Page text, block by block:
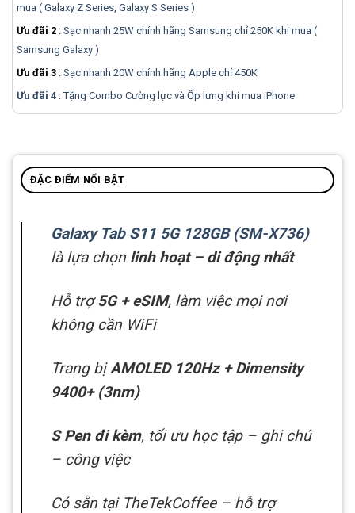
mua ( Galaxy Z Series, Galaxy S Series )
Ưu đãi 2 : Sạc nhanh 25W chính hãng Samsung chỉ 250K khi mua (
Samsung Galaxy )
Ưu đãi 3 : Sạc nhanh 20W chính hãng Apple chỉ 450K
Ưu đãi 4 : Tặng Combo Cường lực và Ốp lưng khi mua iPhone
ĐẶC ĐIỂM NỔI BẬT
Galaxy Tab S11 5G 128GB (SM-X736)
là lựa chọn linh hoạt – di động nhất
Hỗ trợ5G + eSIM, làm việc mọi nơi
không cần WiFi
Trang bịAMOLED 120Hz + Dimensity
9400+ (3nm)
S Pen đi kèm, tối ưu học tập – ghi chú
– công việc
Có sẵn tại TheTekCoffee – hỗ trợ